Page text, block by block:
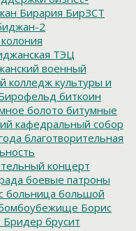
Бирария БирЗСТ
2
ТЭЦ
военный
колледж культуры и
биткоин
болото битумные
кафедральный собор
благотворительная
концерт
боевые патроны
больница большой
Борис
Бридер брусит